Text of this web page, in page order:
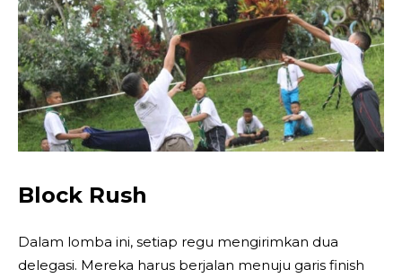
Block Rush
Dalam lomba ini, setiap regu mengirimkan dua
delegasi. Mereka harus berjalan menuju garis finish